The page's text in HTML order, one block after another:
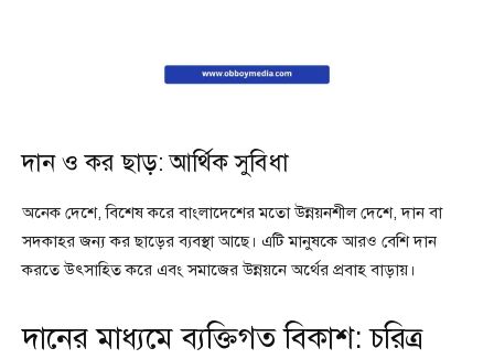
দান ও কর ছাড়: আর্থিক সুবিধা
অনেক দেশে, বিশেষ করে বাংলাদেশের মতো উন্নয়নশীল দেশে, দান বা
সদকাহর জন্য কর ছাড়ের ব্যবস্থা আছে। এটি মানুষকে আরও বেশি দান
করতে উৎসাহিত করে এবং সমাজের উন্নয়নে অর্থের প্রবাহ বাড়ায়।
দানের মাধ্যমে ব্যক্তিগত বিকাশ: চরিত্র